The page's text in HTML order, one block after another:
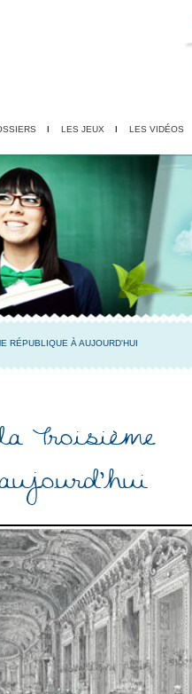
LES JEUX LES VIDÉOS
RÉPUBLIQUE À AUJOURD'HUI
Troisième